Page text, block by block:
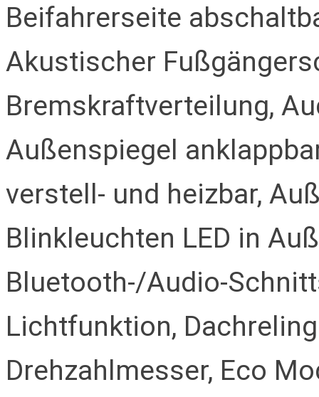
Beifahrerseite
Akustischer
Bremskraftverteilung,
Außenspiegel
verstell- und heizbar,
Blinkleuchten LED in
Bluetooth-/Audio-
Lichtfunktion,
Drehzahlmesser, Eco